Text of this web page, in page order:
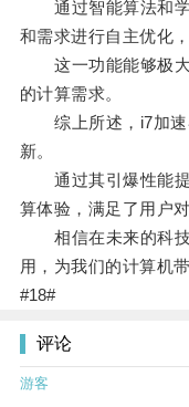
通过智能算法和学
和需求进行自主优化
这一功能能够极大
的计算需求。
综上所述，i7加速
新。
通过其引爆性能提
算体验，满足了用户
相信在未来的科技
用，为我们的计算机
#18#
评论
游客